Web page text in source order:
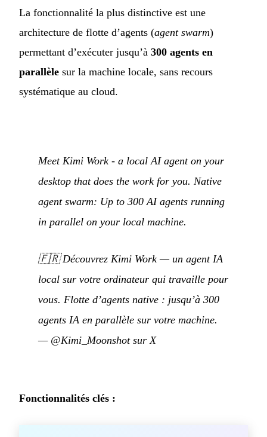
La fonctionnalité la plus distinctive est une
architecture de flotte d’agents (agent swarm)
permettant d’exécuter jusqu’à 300 agents en
parallèle sur la machine locale, sans recours
systématique au cloud.
Meet Kimi Work - a local AI agent on your
desktop that does the work for you. Native
agent swarm: Up to 300 AI agents running
in parallel on your local machine.
🇫🇷Découvrez Kimi Work — un agent IA
local sur votre ordinateur qui travaille pour
vous. Flotte d’agents native : jusqu’à 300
agents IA en parallèle sur votre machine.
— @Kimi_Moonshot sur X
Fonctionnalités clés :